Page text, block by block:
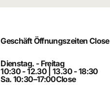
Geschäft Öffnungszeiten Close
Dienstag. - Freitag
10:30 - 12.30 | 13.30 - 18:30
Sa. 10:30–17:00Close